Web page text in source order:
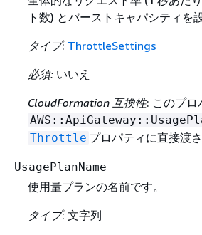
ト数) とバーストキャパシティを
タイプ: ThrottleSettings
必須:いいえ
CloudFormation 互換性: このプロ
Throttle プロパティに直接渡さ
UsagePlanName
使用量プランの名前です。
タイプ: 文字列